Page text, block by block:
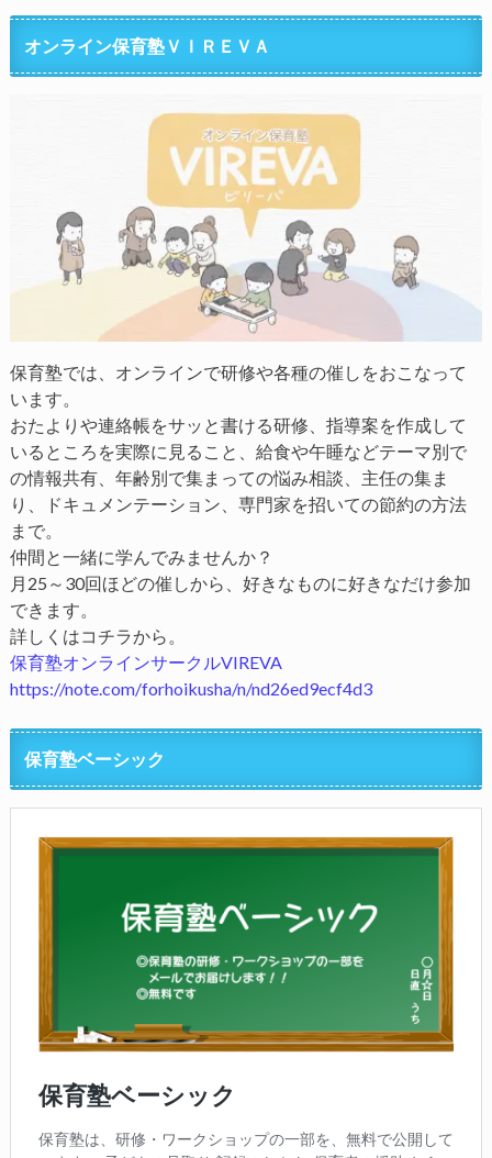
オンライン保育塾ＶＩＲＥＶＡ
保育塾では、オンラインで研修や各種の催しをおこなって
います。
おたよりや連絡帳をサッと書ける研修、指導案を作成して
いるところを実際に見ること、給食や午睡などテーマ別で
の情報共有、年齢別で集まっての悩み相談、主任の集ま
り、ドキュメンテーション、専門家を招いての節約の方法
まで。
仲間と一緒に学んでみませんか？
月25～30回ほどの催しから、好きなものに好きなだけ参加
できます。
詳しくはコチラから。
保育塾オンラインサークルVIREVA
https://note.com/forhoikusha/n/nd26ed9ecf4d3
保育塾ベーシック